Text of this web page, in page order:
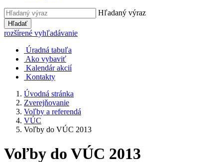
Hľadaný výraz
Hľadať
rozšírené vyhľadávanie
Úradná tabuľa
Ako vybaviť
Kalendár akcií
Kontakty
Úvodná stránka
Zverejňovanie
Voľby a referendá
VÚC
Voľby do VÚC 2013
Voľby do VÚC 2013